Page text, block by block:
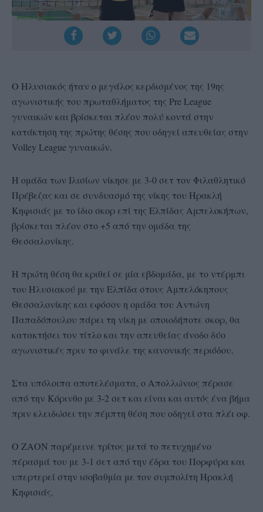
Ο Ηλυσιακός ήταν ο μεγάλος κερδισμένος της 19ης
αγωνιστικής του πρωταθλήματος της Pre League
γυναικών και βρίσκεται πλέον πολύ κοντά στην
κατάκτηση της πρώτης θέσης που οδηγεί απευθείας στην
Volley League γυναικών.
Η ομάδα των Ιλισίων νίκησε με 3-0 σετ τον Φιλαθλητικό
Πρέβεζας και σε συνδυασμό της νίκης του Ηρακλή
Κηφισιάς με το ίδιο σκορ επί της Ελπίδας Αμπελοκήπων,
βρίσκεται πλέον στο +5 από την ομάδα της
Θεσσαλονίκης.
Η πρώτη θέση θα κριθεί σε μία εβδομάδα, με το ντέρμπι
του Ηλυσιακού με την Ελπίδα στους Αμπελόκηπους
Θεσσαλονίκης και εφόσον η ομάδα του Αντώνη
Παπαδόπουλου πάρει τη νίκη με οποιοδήποτε σκορ, θα
κατακτήσει τον τίτλο και την απευθείας άνοδο δύο
αγωνιστικές πριν το φινάλε της κανονικής περιόδου.
Στα υπόλοιπα αποτελέσματα, ο Απολλώνιος πέρασε
από την Κόρινθο με 3-2 σετ και είναι και αυτός ένα βήμα
πριν κλειδώσει την πέμπτη θέση που οδηγεί στα πλέι οφ.
Ο ΖΑΟΝ παρέμεινε τρίτος μετά το πετυχημένο
πέρασμά του με 3-1 σετ από την έδρα του Πορφύρα και
υπερτερεί στην ισοβαθμία με τον συμπολίτη Ηρακλή
Κηφισιάς.